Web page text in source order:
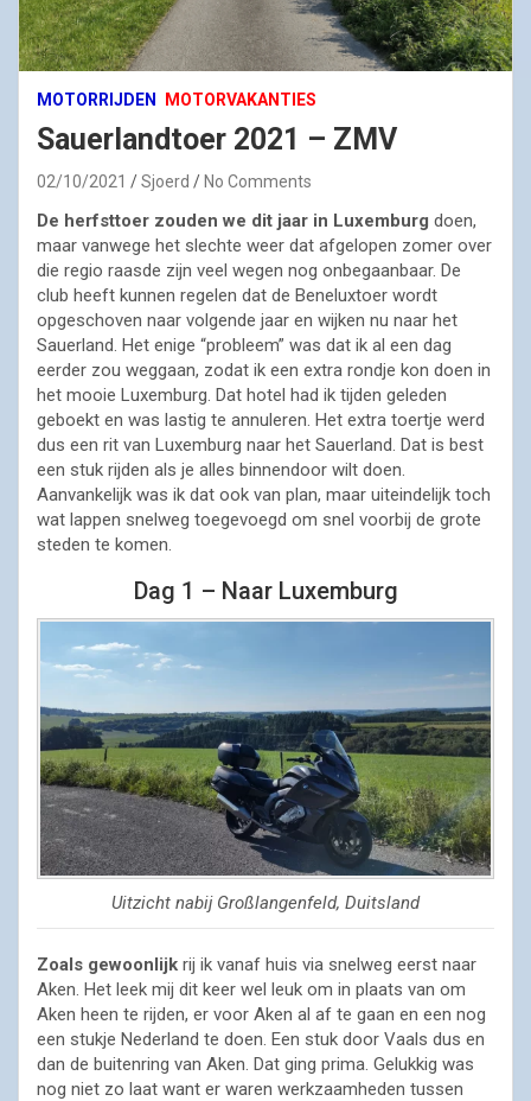
MOTORRIJDEN MOTORVAKANTIES
Sauerlandtoer 2021 – ZMV
02/10/2021 Sjoerd No Comments
De herfsttoer zouden we dit jaar in Luxemburg doen,
maar vanwege het slechte weer dat afgelopen zomer over
die regio raasde zijn veel wegen nog onbegaanbaar. De
club heeft kunnen regelen dat de Beneluxtoer wordt
opgeschoven naar volgende jaar en wijken nu naar het
Sauerland. Het enige “probleem” was dat ik al een dag
eerder zou weggaan, zodat ik een extra rondje kon doen in
het mooie Luxemburg. Dat hotel had ik tijden geleden
geboekt en was lastig te annuleren. Het extra toertje werd
dus een rit van Luxemburg naar het Sauerland. Dat is best
een stuk rijden als je alles binnendoor wilt doen.
Aanvankelijk was ik dat ook van plan, maar uiteindelijk toch
wat lappen snelweg toegevoegd om snel voorbij de grote
steden te komen.
Dag 1 – Naar Luxemburg
Uitzicht nabij Großlangenfeld, Duitsland
Zoals gewoonlijk rij ik vanaf huis via snelweg eerst naar
Aken. Het leek mij dit keer wel leuk om in plaats van om
Aken heen te rijden, er voor Aken al af te gaan en een nog
een stukje Nederland te doen. Een stuk door Vaals dus en
dan de buitenring van Aken. Dat ging prima. Gelukkig was
nog niet zo laat want er waren werkzaamheden tussen